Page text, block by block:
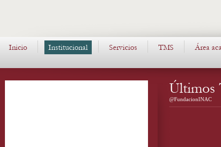
Inicio Institucional Servicios TMS Área
Últimos
@FundacionINAC